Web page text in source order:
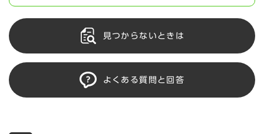
見つからないときは
よくある質問と回答